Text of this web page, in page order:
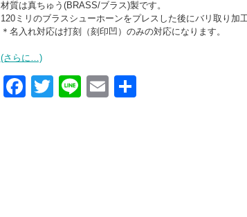
材質は真ちゅう(BRASS/ブラス)製です。
120ミリのブラスシューホーンをプレスした後にバリ取り加
＊名入れ対応は打刻（刻印凹）のみの対応になります。
(さらに…)
Facebook
TwitterLineEmail